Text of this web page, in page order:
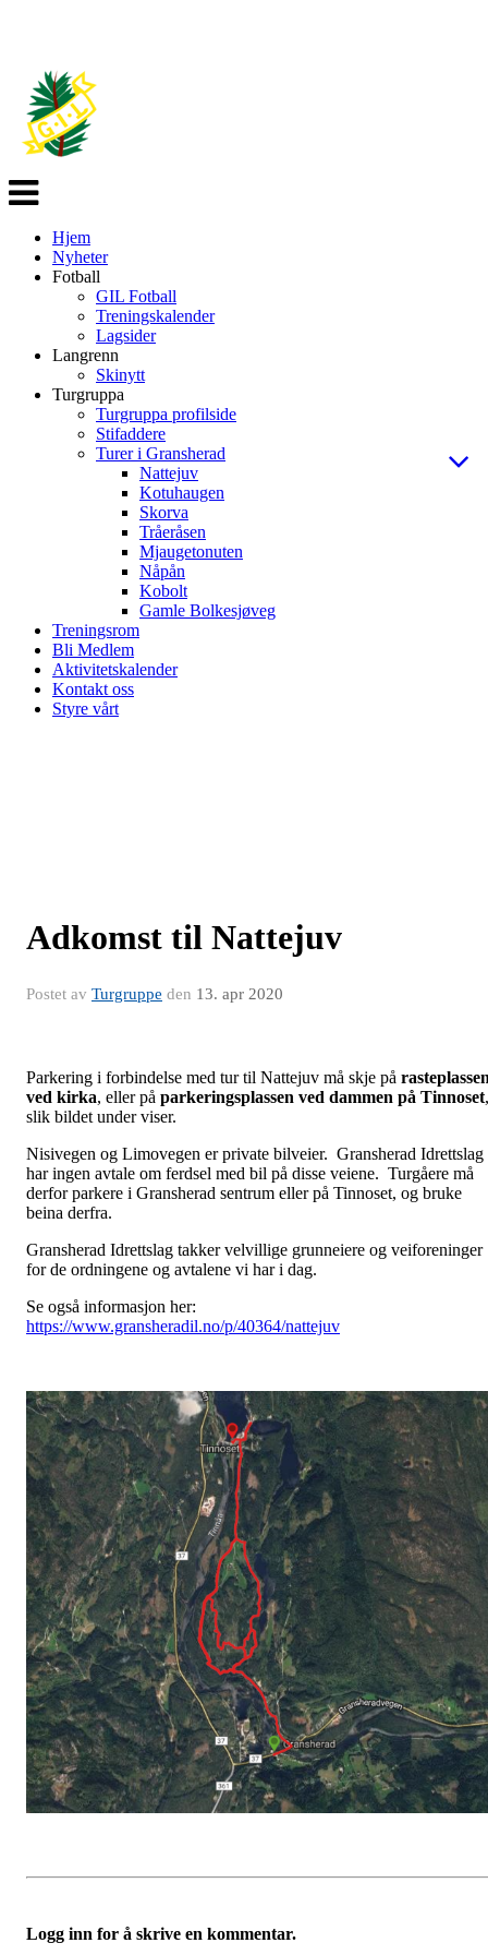
Veksle
navigasjon
Hjem
Nyheter
Fotball
GIL Fotball
Treningskalender
Lagsider
Langrenn
Skinytt
Turgruppa
Turgruppa profilside
Stifaddere
Turer i Gransherad
Nattejuv
Kotuhaugen
Skorva
Tråeråsen
Mjaugetonuten
Nåpån
Kobolt
Gamle Bolkesjøveg
Treningsrom
Bli Medlem
Aktivitetskalender
Kontakt oss
Styre vårt
Adkomst til Nattejuv
Postet av Turgruppe den 13. apr 2020
Parkering i forbindelse med tur til Nattejuv må skje på
ved kirka, eller på parkeringsplassen ved dammen på Tinnoset,
slik bildet under viser.
Nisivegen og Limovegen er private bilveier. Gransherad Idrettslag
har ingen avtale om ferdsel med bil på disse veiene. Turgåere må
derfor parkere i Gransherad sentrum eller på Tinnoset, og bruke
beina derfra.
Gransherad Idrettslag takker velvillige grunneiere og veiforeninger
for de ordningene og avtalene vi har i dag.
Se også informasjon her:
https://www.gransheradil.no/p/40364/nattejuv
Logg inn for å skrive en kommentar.